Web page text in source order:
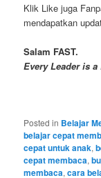
Klik Like juga
mendapatkan
Salam FAST.
Every Leader is a
Posted in Belajar
belajar cepat
cepat untuk anak,
cepat membaca,
membaca,cara